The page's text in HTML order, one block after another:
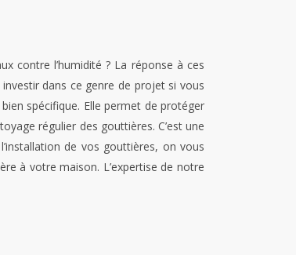
contre l’humidité ? La réponse à ces
investir dans ce genre de projet si vous
spécifique. Elle permet de protéger
régulier des gouttières. C’est une
de vos gouttières, on vous
à votre maison. L’expertise de notre